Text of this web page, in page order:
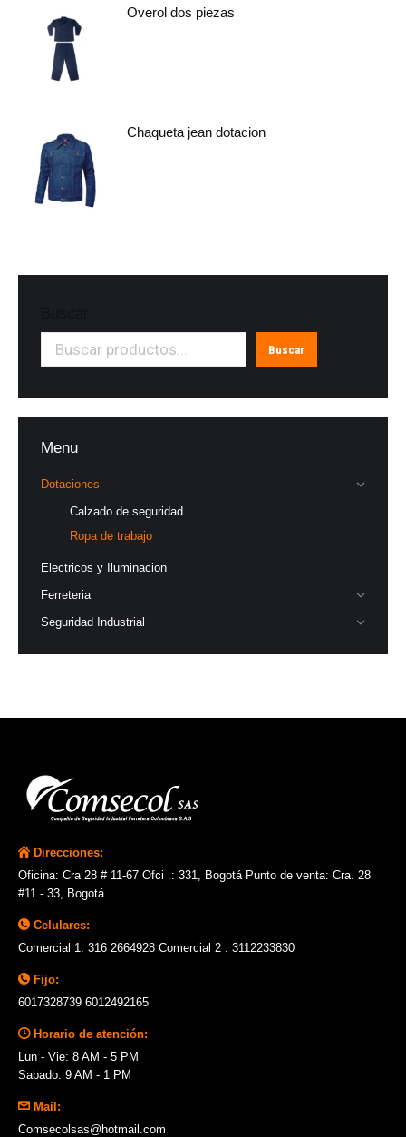
Overol dos piezas
Chaqueta jean dotacion
Buscar
Menu
Dotaciones
Calzado de seguridad
Ropa de trabajo
Electricos y Iluminacion
Ferreteria
Seguridad Industrial
Direcciones:
Oficina: Cra 28 # 11-67 Ofci .: 331, Bogotá Punto de venta: Cra. 28
#11 - 33, Bogotá
Celulares:
Comercial 1: 316 2664928 Comercial 2 : 3112233830
Fijo:
6017328739 6012492165
Horario de atención:
Lun - Vie: 8 AM - 5 PM
Sabado: 9 AM - 1 PM
Mail:
Comsecolsas@hotmail.com